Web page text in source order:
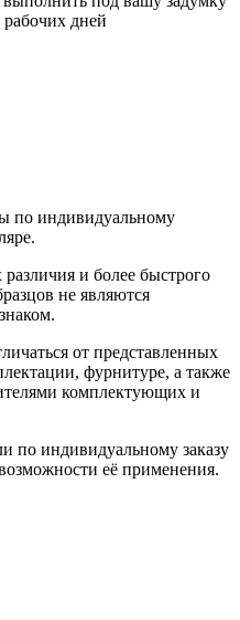
рабочих дней
по индивидуальному
и более быстрого
не являются
от представленных
фурнитуре, а также
комплектующих и
по индивидуальному заказу
её применения.